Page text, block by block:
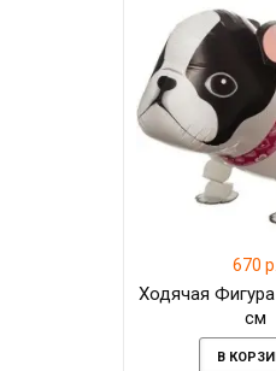
670 р.
Ходячая
см
В